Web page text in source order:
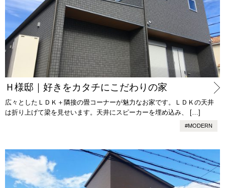
Ｈ様邸｜好きをカタチにこだわりの家
広々としたＬＤＫ＋隣接の畳コーナーが魅力なお家です。ＬＤＫの天井
は折り上げて梁を見せいます。天井にスピーカーを埋め込み、 […]
#MODERN